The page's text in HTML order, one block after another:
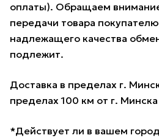
оплаты). Обращаем
передачи товара
надлежащего качества
подлежит.
Доставка в пределах г.
пределах 100 км от г.
*Действует ли в вашем